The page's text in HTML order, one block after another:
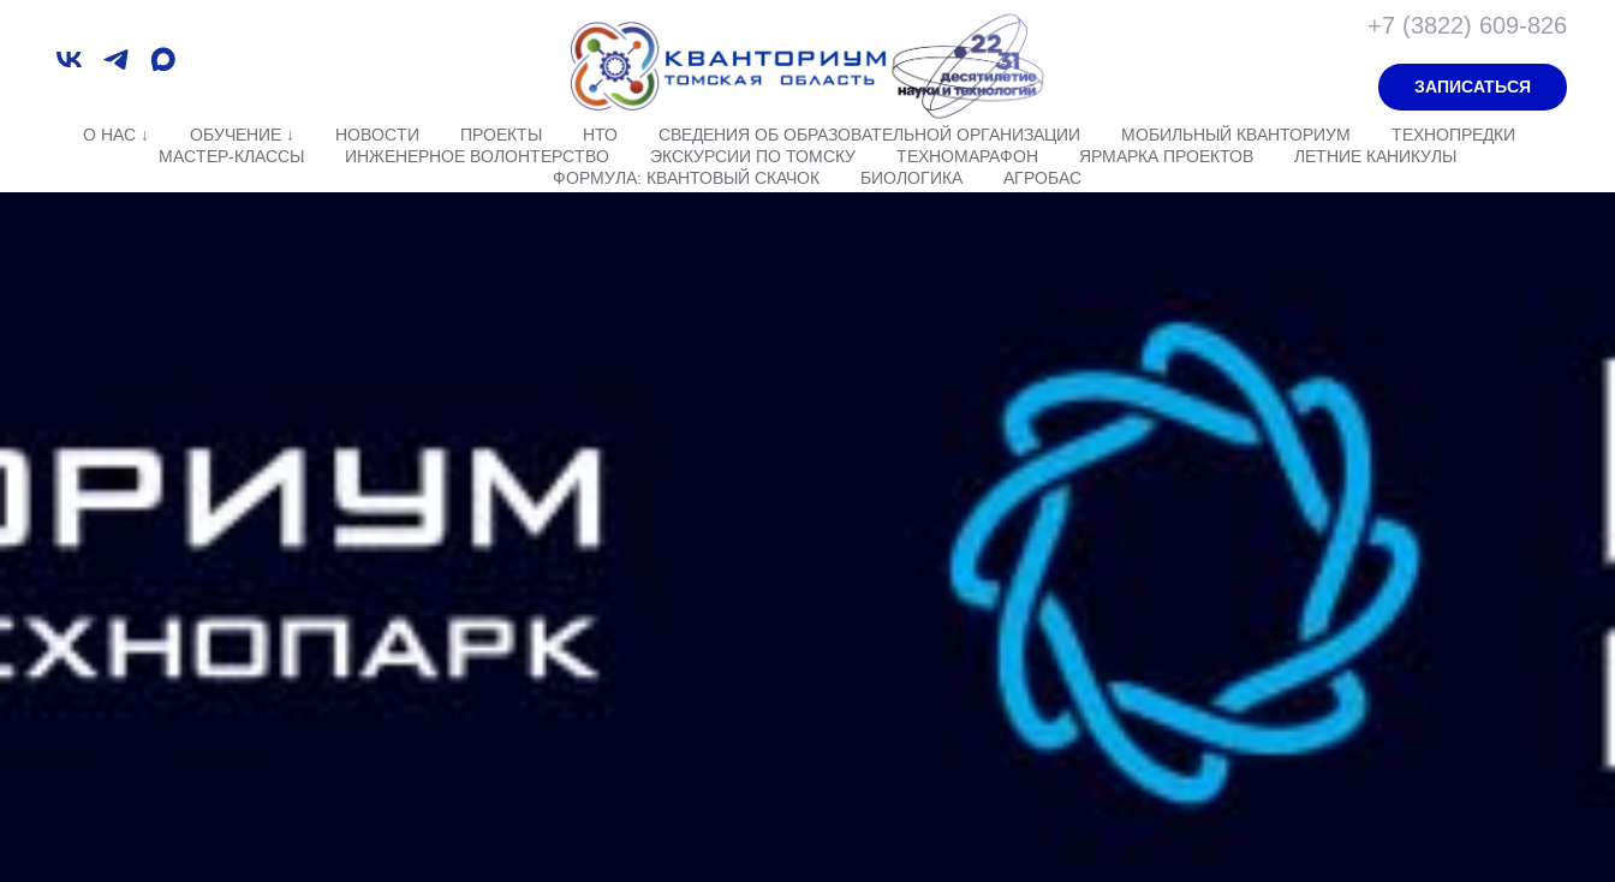
+7 (3822) 609-826
ЗАПИСАТЬСЯ
О НАС ↓ ОБУЧЕНИЕ ↓ НОВОСТИ ПРОЕКТЫ НТО СВЕДЕНИЯ ОБ ОБРАЗОВАТЕЛЬНОЙ ОРГАНИЗАЦИИ МОБИЛЬНЫЙ КВАНТОРИУМ
ТЕХНОПРЕДКИ
МАСТЕР-КЛАССЫ
ИНЖЕНЕРНОЕ ВОЛОНТЕРСТВО ЭКСКУРСИИ ПО ТОМСКУ ТЕХНОМАРАФОН ЯРМАРКА ПРОЕКТОВ
ЛЕТНИЕ КАНИКУЛЫ
ФОРМУЛА: КВАНТОВЫЙ СКАЧОК
БИОЛОГИКА АГРОБАС